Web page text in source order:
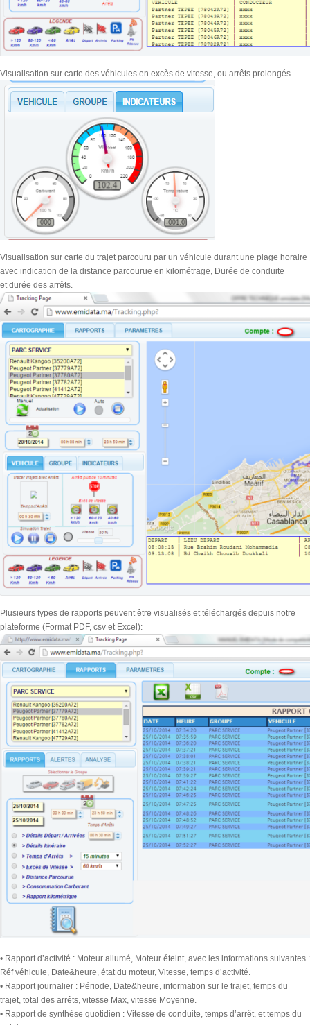
Visualisation sur carte des véhicules en excès de vitesse, ou arrêts prolongés.
Visualisation sur carte du trajet parcouru par un véhicule durant une plage horaire
avec indication de la distance parcourue en kilométrage, Durée de conduite
et durée des arrêts.
Plusieurs types de rapports peuvent être visualisés et téléchargés depuis notre
plateforme (Format PDF, csv et Excel):
• Rapport d’activité : Moteur allumé, Moteur éteint, avec les informations suivantes :
Réf véhicule, Date&heure, état du moteur, Vitesse, temps d’activité.
• Rapport journalier : Période, Date&heure, information sur le trajet, temps du
trajet, total des arrêts, vitesse Max, vitesse Moyenne.
• Rapport de synthèse quotidien : Vitesse de conduite, temps d’arrêt, et temps du